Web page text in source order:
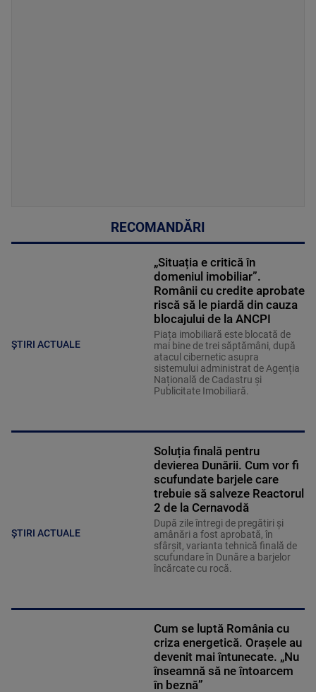
RECOMANDĂRI
ȘTIRI ACTUALE
„Situația e critică în
domeniul imobiliar”.
Românii cu credite aprobate
riscă să le piardă din cauza
blocajului de la ANCPI
Piața imobiliară este blocată de
mai bine de trei săptămâni, după
atacul cibernetic asupra
sistemului administrat de Agenția
Națională de Cadastru și
Publicitate Imobiliară.
ȘTIRI ACTUALE
Soluția finală pentru
devierea Dunării. Cum vor fi
scufundate barjele care
trebuie să salveze Reactorul
2 de la Cernavodă
După zile întregi de pregătiri și
amânări a fost aprobată, în
sfârșit, varianta tehnică finală de
scufundare în Dunăre a barjelor
încărcate cu rocă.
Cum se luptă România cu
criza energetică. Orașele au
devenit mai întunecate. „Nu
înseamnă să ne întoarcem
în beznă”